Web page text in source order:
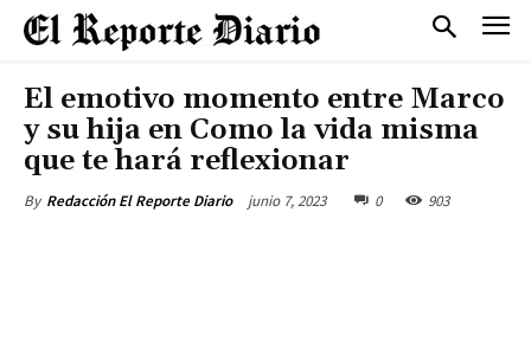
El emotivo momento entre Marco
y su hija en Como la vida misma
que te hará reflexionar
By Redacción El Reporte Diario junio 7, 2023 0 903